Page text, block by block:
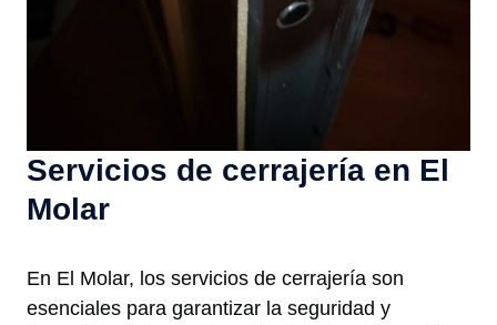
Servicios de cerrajería en El
Molar
En El Molar, los servicios de cerrajería son
esenciales para garantizar la seguridad y